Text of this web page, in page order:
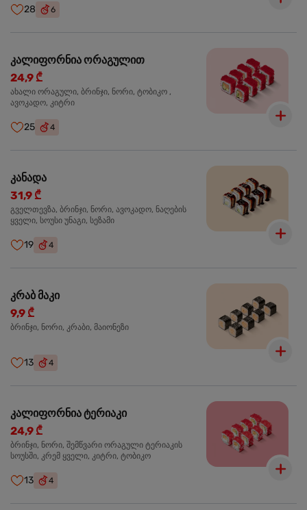
28 6
კალიფორნია ორაგულით
24,9 ₾
ახალი ორაგული, ბრინჯი, ნორი, ტობიკო ,
ავოკადო, კიტრი
25 4
კანადა
31,9 ₾
გველთევზა, ბრინჯი, ნორი, ავოკადო, ნაღების
ყველი, სოუსი უნაგი, სეზამი
19 4
კრაბ მაკი
9,9 ₾
ბრინჯი, ნორი, კრაბი, მაიონეზი
13 4
კალიფორნია ტერიაკი
24,9 ₾
ბრინჯი, ნორი, შემწვარი ორაგული ტერიაკის
სოუსში, კრემ ყველი, კიტრი, ტობიკო
13 4